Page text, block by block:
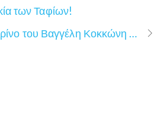
των Ταφίων!
του Βαγγέλη Κοκκώνη …